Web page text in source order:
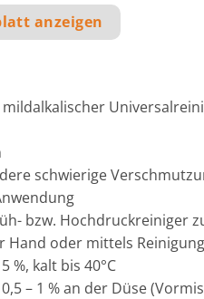
anzeigen
schwierige
bzw. Hochdruckreiniger
Hand oder mittels
%, kalt bis 40°C
– 1 % an der Düse